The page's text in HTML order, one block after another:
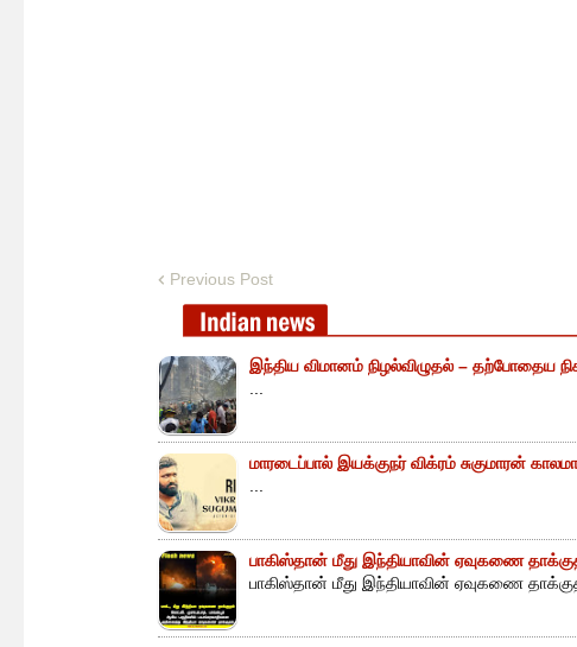
Previous Post
இந்திய விமானம் நிழல்விழுதல் – தற்போதைய
...
மாரடைப்பால் இயக்குநர் விக்ரம் சுகுமாரன்
...
பாகிஸ்தான் மீது இந்தியாவின் ஏவுகணை
பாகிஸ்தான் மீது இந்தியாவின் ஏவுகணை